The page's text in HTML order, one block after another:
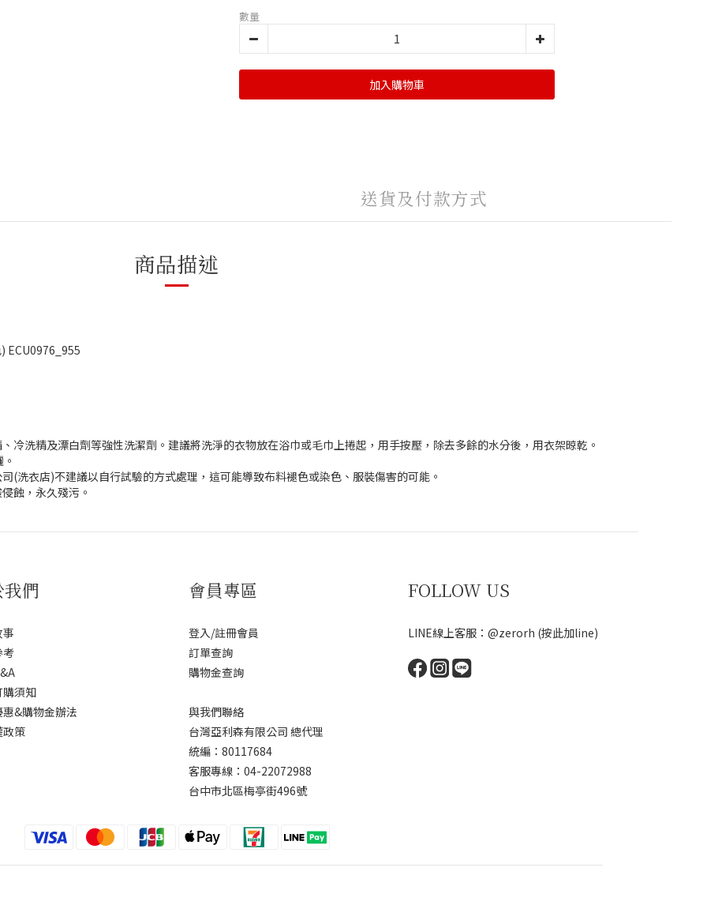
數量
加入購物車
送貨及付款方式
商品描述
ECU0976_955
洗精及漂白劑等強性洗潔劑。建議將洗淨的衣物放在浴巾或毛巾上捲起，用手按壓，除去多餘的水分後，用衣架晾乾。
洗衣店)不建議以自行試驗的方式處理，這可能導致布料褪色或染色、服裝傷害的可能。
蝕，永久殘污。
們
考
須知
&購物金辦法
策
會員專區
登入/註冊會員
訂單查詢
購物金查詢
與我們聯絡
台灣亞利森有限公司 總代理
統編：80117684
客服專線：04-22072988
台中市北區梅亭街496號
FOLLOW US
LINE線上客服：@zerorh (按此加line)